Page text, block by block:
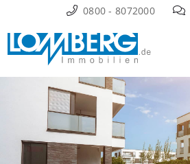
Inhalt
springen
0800 - 8072000